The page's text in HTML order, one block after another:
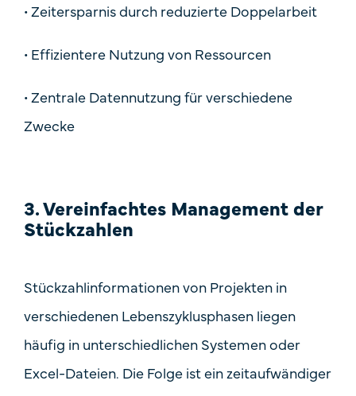
•Zeitersparnis durch reduzierte Doppelarbeit
• Effizientere Nutzung von Ressourcen
•Zentrale Datennutzung für verschiedene
Zwecke
3. Vereinfachtes Management der
Stückzahlen
Stückzahlinformationen von Projekten in
verschiedenen Lebenszyklusphasen liegen
häufig in unterschiedlichen Systemen oder
Excel-Dateien. Die Folge ist ein zeitaufwändiger